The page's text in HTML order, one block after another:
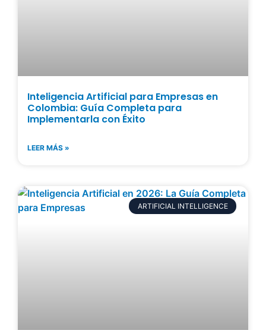
Inteligencia Artificial para Empresas en
Colombia: Guía Completa para
Implementarla con Éxito
LEER MÁS »
ARTIFICIAL INTELLIGENCE